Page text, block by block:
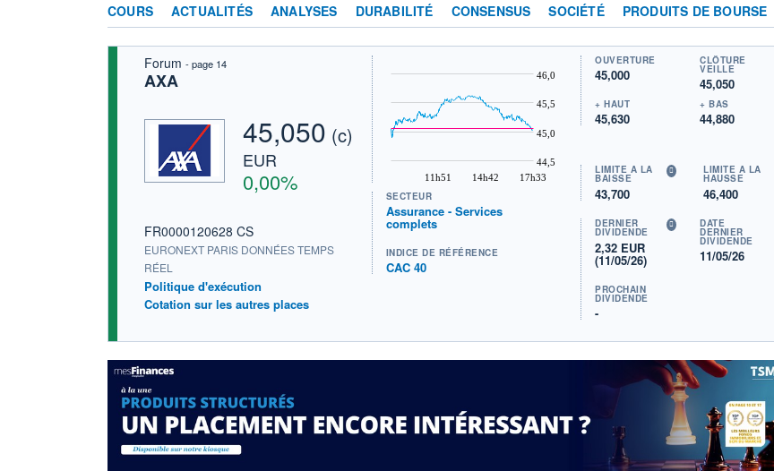
COURS ACTUALITÉS ANALYSES DURABILITÉ CONSENSUS SOCIÉTÉ PRODUITS DE BOURSE
Forum - page 14
AXA
45,050 (c)
EUR
0,00%
FR0000120628 CS
EURONEXT PARIS DONNÉES TEMPS
RÉEL
Politique d'exécution
Cotation sur les autres places
11h51 14h42 17h33
44,5
45,0
45,5
46,0
SECTEUR
Assurance - Services
complets
INDICE DE RÉFÉRENCE
CAC 40
OUVERTURE
45,000
CLÔTURE
VEILLE
45,050
+ HAUT
45,630
+ BAS
44,880
LIMITE À LA
BAISSE
43,700
LIMITE À LA
HAUSSE
46,400
DERNIER
DIVIDENDE
2,32 EUR
(11/05/26)
DATE
DERNIER
DIVIDENDE
11/05/26
PROCHAIN
DIVIDENDE
-